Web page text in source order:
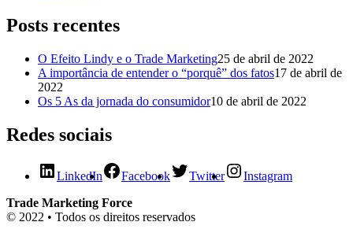
Posts recentes
O Efeito Lindy e o Trade Marketing25 de abril de 2022
A importância de entender o “porquê” dos fatos17 de abril de
2022
Os 5 As da jornada do consumidor10 de abril de 2022
Redes sociais
LinkedIn Facebook Twitter
Instagram
Trade Marketing Force
© 2022 • Todos os direitos reservados